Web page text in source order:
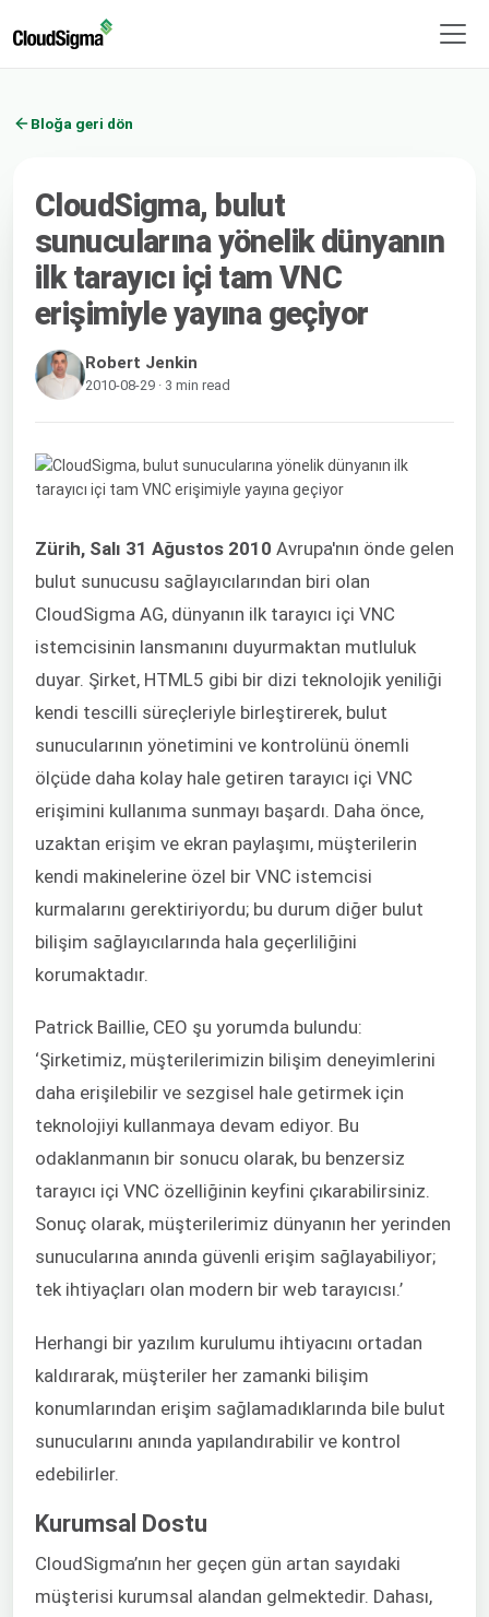
Bloğa geri dön
CloudSigma, bulut
sunucularına yönelik dünyanın
ilk tarayıcı içi tam VNC
erişimiyle yayına geçiyor
Robert Jenkin
2010-08-29 · 3 min read
Zürih, Salı 31 Ağustos 2010 Avrupa'nın önde gelen
bulut sunucusu sağlayıcılarından biri olan
CloudSigma AG, dünyanın ilk tarayıcı içi VNC
istemcisinin lansmanını duyurmaktan mutluluk
duyar. Şirket, HTML5 gibi bir dizi teknolojik yeniliği
kendi tescilli süreçleriyle birleştirerek, bulut
sunucularının yönetimini ve kontrolünü önemli
ölçüde daha kolay hale getiren tarayıcı içi VNC
erişimini kullanıma sunmayı başardı. Daha önce,
uzaktan erişim ve ekran paylaşımı, müşterilerin
kendi makinelerine özel bir VNC istemcisi
kurmalarını gerektiriyordu; bu durum diğer bulut
bilişim sağlayıcılarında hala geçerliliğini
korumaktadır.
Patrick Baillie, CEO şu yorumda bulundu:
‘Şirketimiz, müşterilerimizin bilişim deneyimlerini
daha erişilebilir ve sezgisel hale getirmek için
teknolojiyi kullanmaya devam ediyor. Bu
odaklanmanın bir sonucu olarak, bu benzersiz
tarayıcı içi VNC özelliğinin keyfini çıkarabilirsiniz.
Sonuç olarak, müşterilerimiz dünyanın her yerinden
sunucularına anında güvenli erişim sağlayabiliyor;
tek ihtiyaçları olan modern bir web tarayıcısı.’
Herhangi bir yazılım kurulumu ihtiyacını ortadan
kaldırarak, müşteriler her zamanki bilişim
konumlarından erişim sağlamadıklarında bile bulut
sunucularını anında yapılandırabilir ve kontrol
edebilirler.
Kurumsal Dostu
CloudSigma’nın her geçen gün artan sayıdaki
müşterisi kurumsal alandan gelmektedir. Dahası,